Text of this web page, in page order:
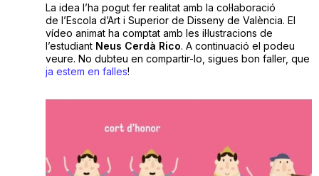
La idea l’ha pogut fer realitat amb la col·laboració
de l’Escola d’Art i Superior de Disseny de València. El
vídeo animat ha comptat amb les il·lustracions de
l’estudiant Neus Cerdà Rico. A continuació el podeu
veure. No dubteu en compartir-lo, sigues bon faller, que
ja estem en falles!